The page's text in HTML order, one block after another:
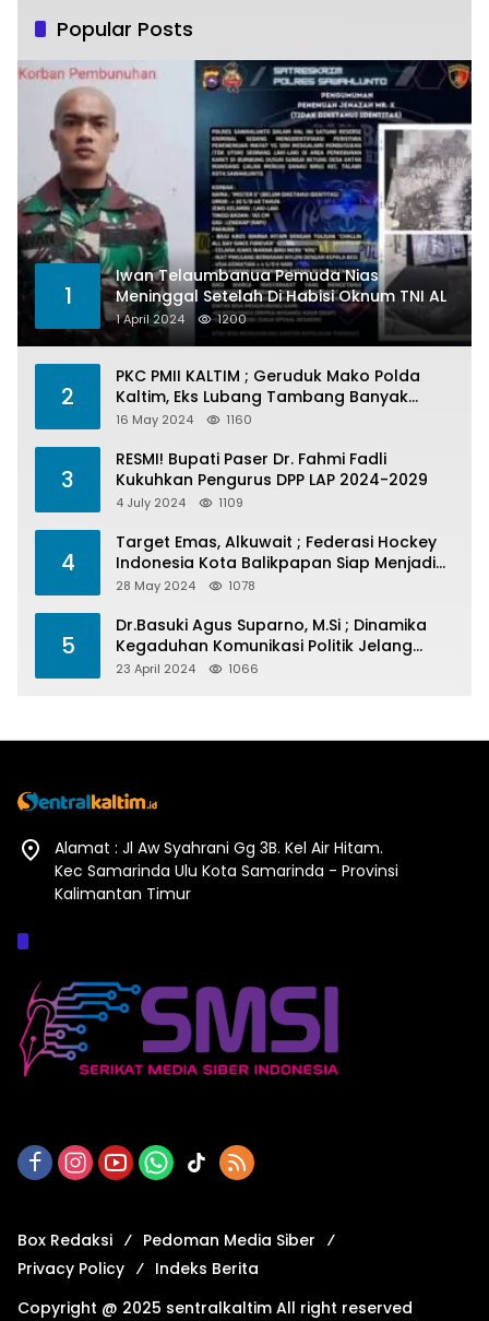
Popular Posts
1
Iwan Telaumbanua Pemuda Nias
Meninggal Setelah Di Habisi Oknum TNI AL
1 April 2024 1200
2
PKC PMII KALTIM ; Geruduk Mako Polda
Kaltim, Eks Lubang Tambang Banyak
Menelan Korban
16 May 2024 1160
3
RESMI! Bupati Paser Dr. Fahmi Fadli
Kukuhkan Pengurus DPP LAP 2024-2029
4 July 2024 1109
4
Target Emas, Alkuwait ; Federasi Hockey
Indonesia Kota Balikpapan Siap Menjadi
Barometer Prestasi Di Kaltim
28 May 2024 1078
5
Dr.Basuki Agus Suparno, M.Si ; Dinamika
Kegaduhan Komunikasi Politik Jelang
Pesta Politik 2024
23 April 2024 1066
Alamat : Jl Aw Syahrani Gg 3B. Kel Air Hitam.
Kec Samarinda Ulu Kota Samarinda - Provinsi
Kalimantan Timur
Box Redaksi
Pedoman Media Siber
Privacy Policy
Indeks Berita
Copyright @ 2025 sentralkaltim All right reserved